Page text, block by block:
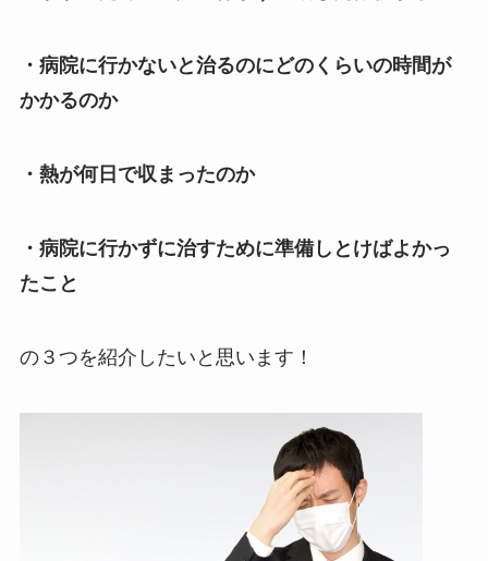
・病院に行かないと治るのにどのくらいの時間が
かかるのか
・熱が何日で収まったのか
・病院に行かずに治すために準備しとけばよかっ
たこと
の３つを紹介したいと思います！